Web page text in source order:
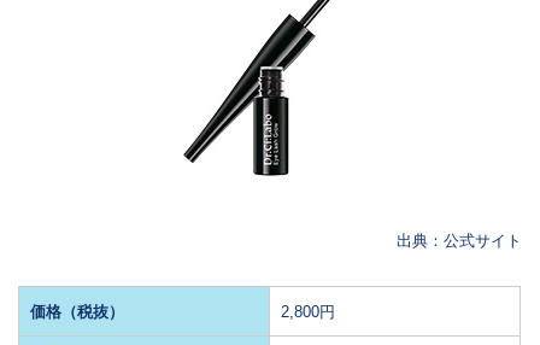
出典：公式サイト
価格（税抜） 2,800円